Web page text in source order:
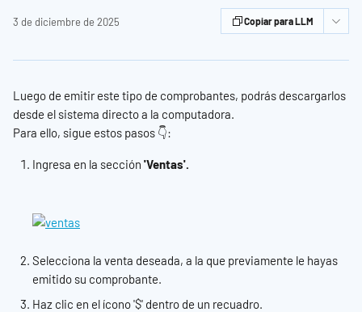
3 de diciembre de 2025 Copiar para LLM
Luego de emitir este tipo de comprobantes, podrás descargarlos
desde el sistema directo a la computadora.
Para ello, sigue estos pasos 👇:
Ingresa en la sección 'Ventas'.
Selecciona la venta deseada, a la que previamente le hayas
emitido su comprobante.
Haz clic en el ícono '$' dentro de un recuadro.